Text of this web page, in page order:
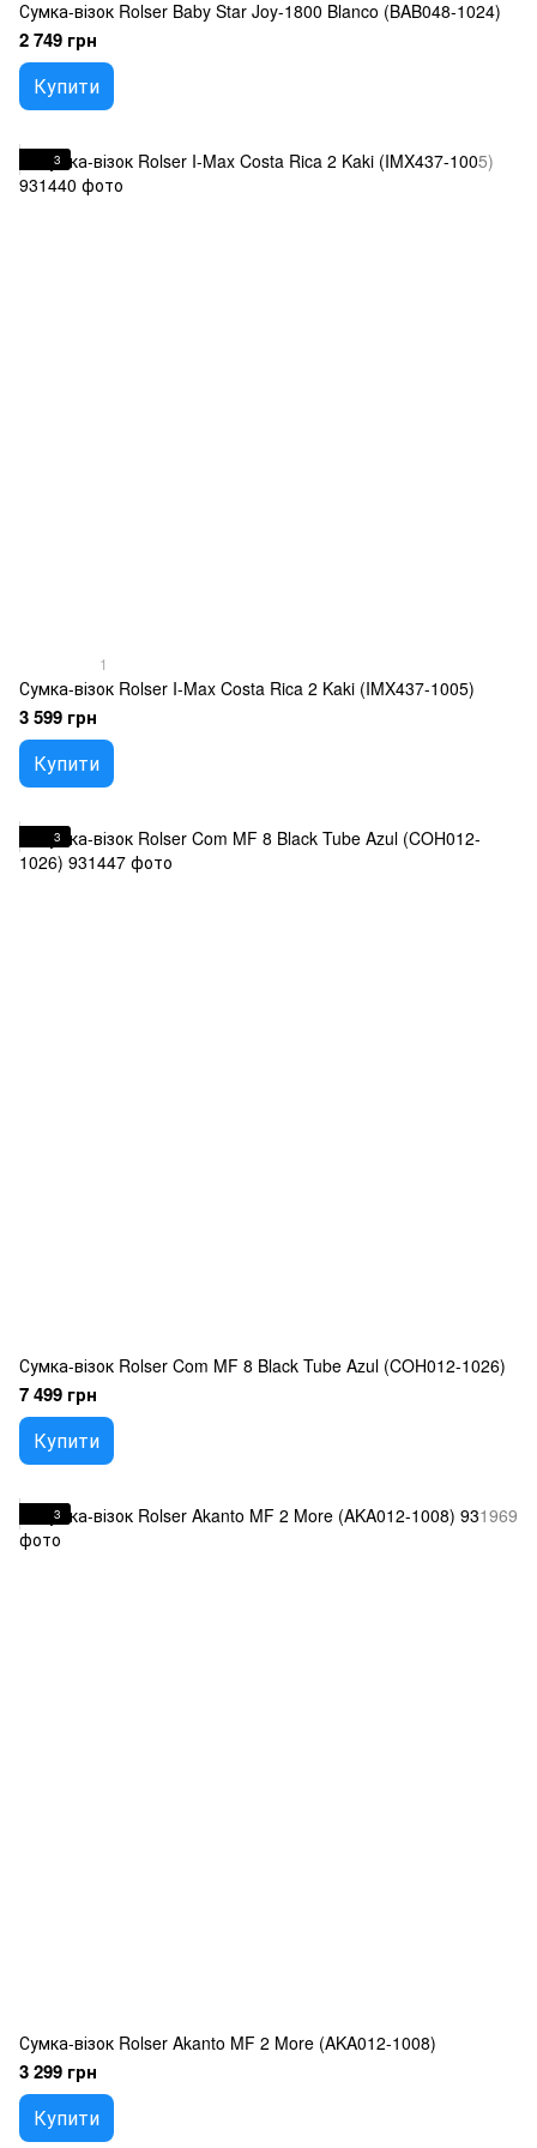
Сумка-візок Rolser Baby Star Joy-1800 Blanco (BAB048-1024)
2 749 грн
Купити
3
1
Сумка-візок Rolser I-Max Costa Rica 2 Kaki (IMX437-1005)
3 599 грн
Купити
3
Сумка-візок Rolser Com MF 8 Black Tube Azul (COH012-1026)
7 499 грн
Купити
3
Сумка-візок Rolser Akanto MF 2 More (AKA012-1008)
3 299 грн
Купити